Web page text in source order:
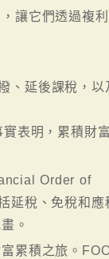
讓它們透過複利
、延後課稅，以
表明，累積財
Order of
延稅、免稅和應
。
累積之旅。